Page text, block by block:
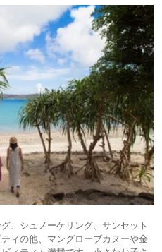
、シュノーケリング、サンセット
ィの他、マングローブカヌーや金